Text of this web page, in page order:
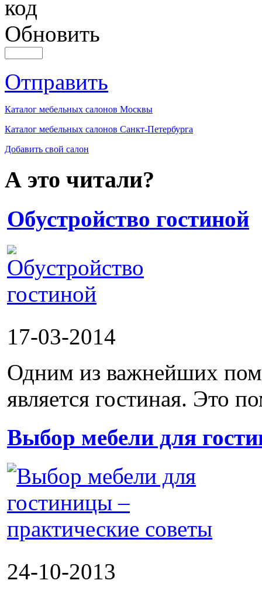
Обновить
Отправить
Каталог мебельных салонов Москвы
Каталог мебельных салонов Санкт-Петербурга
Добавить свой салон
А это читали?
Обустройство гостиной
17-03-2014
Одним из важнейших
является гостиная. Это
Выбор мебели для
24-10-2013